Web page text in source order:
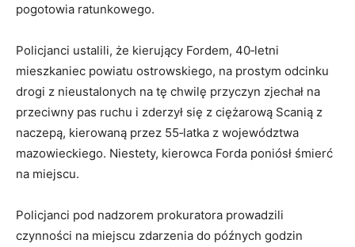
pogotowia ratunkowego.
Policjanci ustalili, że kierujący Fordem, 40‑letni
mieszkaniec powiatu ostrowskiego, na prostym odcinku
drogi z nieustalonych na tę chwilę przyczyn zjechał na
przeciwny pas ruchu i zderzył się z ciężarową Scanią z
naczepą, kierowaną przez 55‑latka z województwa
mazowieckiego. Niestety, kierowca Forda poniósł śmierć
na miejscu.
Policjanci pod nadzorem prokuratora prowadzili
czynności na miejscu zdarzenia do późnych godzin